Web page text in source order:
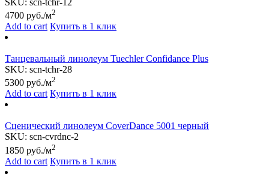
4700 руб./м2
Add to cart Купить в 1 клик
Танцевальный линолеум Tuechler Confidance Plus
SKU: scn-tchr-28
5300 руб./м2
Add to cart Купить в 1 клик
Сценический линолеум CoverDance 5001 черный
SKU: scn-cvrdnc-2
1850 руб./м2
Add to cart Купить в 1 клик